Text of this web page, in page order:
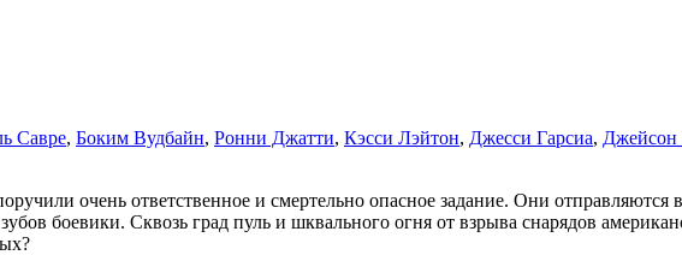
Савре, Боким Вудбайн, Ронни Джатти, Кэсси Лэйтон, Джесси Гарсиа, Джейсон
очень ответственное и смертельно опасное задание. Они
боевики. Сквозь град пуль и шквального огня от взрыва снарядов